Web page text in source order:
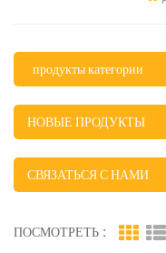
продукты категории
НОВЫЕ ПРОДУКТЫ
СВЯЗАТЬСЯ С НАМИ
ПОСМОТРЕТЬ :